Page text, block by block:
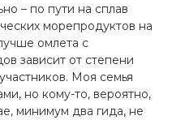
– по пути на сплав
морепродуктов на
омлета с
зависит от степени
Моя семья
но кому-то, вероятно,
минимум два гида, не